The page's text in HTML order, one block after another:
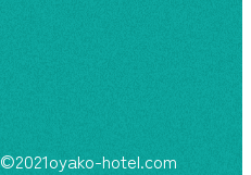
©︎2021oyako-hotel.com